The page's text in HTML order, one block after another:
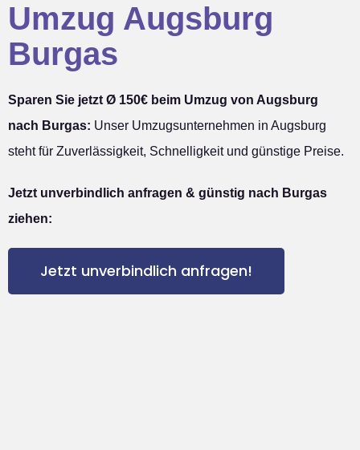
Umzug Augsburg
Burgas
Sparen Sie jetzt Ø 150€ beim Umzug von Augsburg
nach Burgas: Unser Umzugsunternehmen in Augsburg
steht für Zuverlässigkeit, Schnelligkeit und günstige Preise.
Jetzt unverbindlich anfragen & günstig nach Burgas
ziehen:
Jetzt unverbindlich anfragen!